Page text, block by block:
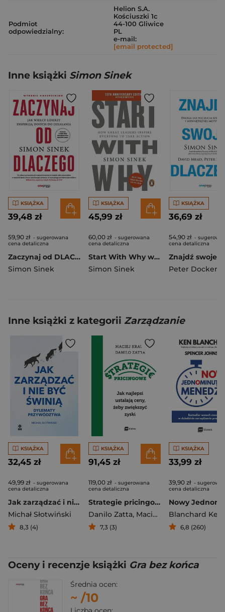
Podmiot
odpowiedzialny:
Helion S.A.
Kościuszki 1c
44-100 Gliwice
PL
e-mail:
[email protected]
Inne książki Simon Sinek
KSIĄŻKA
39,48 zł
59,90 zł - sugerowana
cena detaliczna
Zaczynaj od DLACZEGO. Jak wielcy liderzy inspirują innych do działania wyd. 2
Simon Sinek
KSIĄŻKA
45,99 zł
60,00 zł - sugerowana
cena detaliczna
Start With Why wer. angielska
Simon Sinek
KSIĄŻKA
36,69 zł
54,90 zł -
cena detaliczna
Peter Docker
Inne książki z kategorii Zarządzanie
KSIĄŻKA
32,45 zł
49,99 zł - sugerowana
cena detaliczna
Jak zarządzać i nie być świnią. Dylematy przywództwa
Michał Słotwiński
8,3 (4)
KSIĄŻKA
91,45 zł
119,00 zł - sugerowana
cena detaliczna
Strategie pricingowe. Jak najlepsi ustalają ceny, żeby zwiększyć zyski
Danilo Zatta, Maciej Kraus
7,3 (3)
KSIĄŻKA
33,99 zł
39,90 zł -
cena detaliczna
Blanchard Ken
6,8 (260)
Oceny i recenzje książki Gra bez końca
Średnia ocen:
~ /10